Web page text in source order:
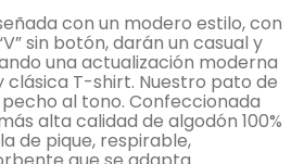
con un modero estilo, con
sin botón, darán un casual y
una actualización moderna
clásica T-shirt. Nuestro pato de
al tono. Confeccionada
alta calidad de algodón 100%
de pique, respirable,